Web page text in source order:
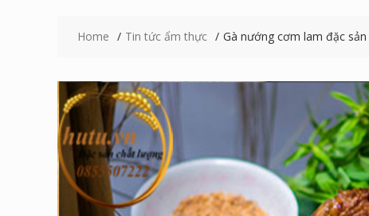
Home Tin tức ẩm thực Gà nướng cơm lam đặc